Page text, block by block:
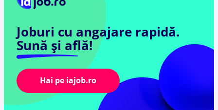
Joburi cu angajare rapidă.
Sună și află!
Hai pe iajob.ro